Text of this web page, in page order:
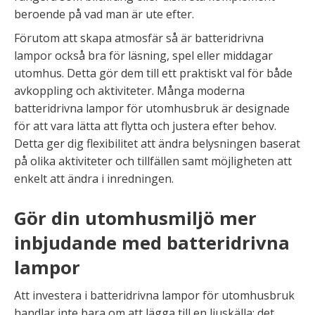
beroende på vad man är ute efter.
Förutom att skapa atmosfär så är batteridrivna
lampor också bra för läsning, spel eller middagar
utomhus. Detta gör dem till ett praktiskt val för både
avkoppling och aktiviteter. Många moderna
batteridrivna lampor för utomhusbruk är designade
för att vara lätta att flytta och justera efter behov.
Detta ger dig flexibilitet att ändra belysningen baserat
på olika aktiviteter och tillfällen samt möjligheten att
enkelt att ändra i inredningen.
Gör din utomhusmiljö mer
inbjudande med batteridrivna
lampor
Att investera i batteridrivna lampor för utomhusbruk